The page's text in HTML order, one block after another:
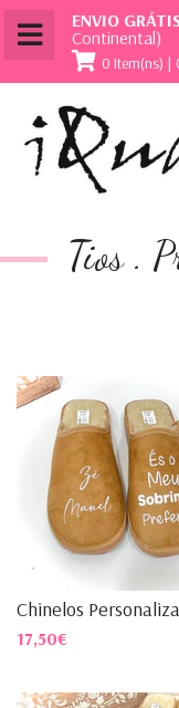
ENVIO
Continental)
0 Item(ns)
Tios .
Chinelos
17,50€